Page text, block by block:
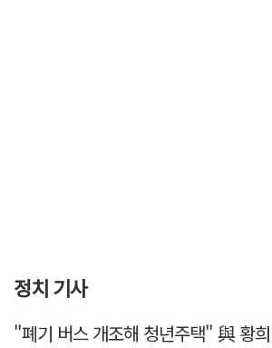
정치 기사